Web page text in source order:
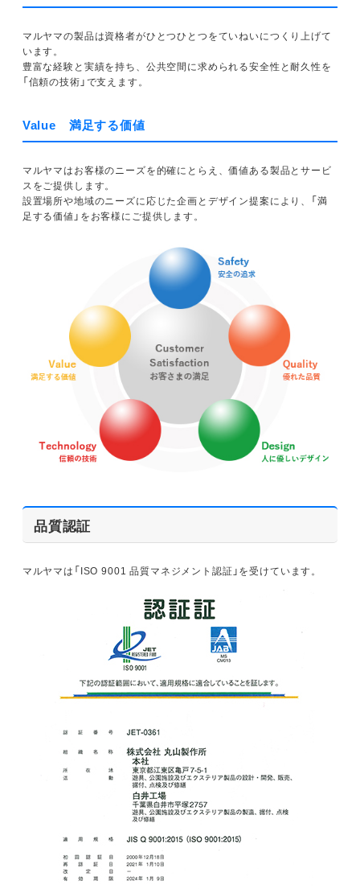
マルヤマの製品は資格者がひとつひとつをていねいにつくり上げて
います。
豊富な経験と実績を持ち、公共空間に求められる安全性と耐久性を
「信頼の技術」で支えます。
Value 満足する価値
マルヤマはお客様のニーズを的確にとらえ、価値ある製品とサービ
スをご提供します。
設置場所や地域のニーズに応じた企画とデザイン提案により、「満
足する価値」をお客様にご提供します。
品質認証
マルヤマは「ISO 9001 品質マネジメント認証」を受けています。